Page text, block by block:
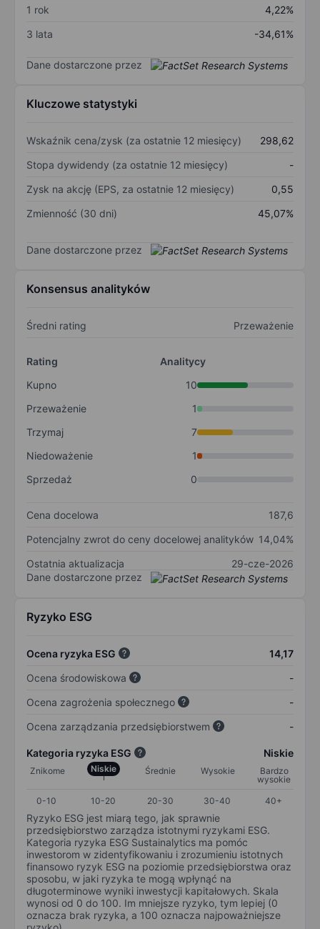
1 rok
4,22%
3 lata
-34,61%
Dane dostarczone przez
Kluczowe statystyki
Wskaźnik cena/zysk (za ostatnie 12 miesięcy)
298,62
Stopa dywidendy (za ostatnie 12 miesięcy)
-
Zysk na akcję (EPS, za ostatnie 12 miesięcy)
0,55
Zmienność (30 dni)
45,07%
Dane dostarczone przez
Konsensus analityków
Średni rating Przeważenie
Rating
Analitycy
Kupno
10
Przeważenie
1
Trzymaj
7
Niedoważenie
1
Sprzedaż
0
Cena docelowa
187,6
Potencjalny zwrot do ceny docelowej analityków 14,04%
Ostatnia aktualizacja
29-cze-2026
Dane dostarczone przez
Ryzyko ESG
Ocena ryzyka ESG
14,17
Ocena środowiskowa
-
Ocena zagrożenia społecznego
-
Ocena zarządzania przedsiębiorstwem
-
Kategoria ryzyka ESG Niskie
Znikome Niskie Średnie Wysokie
Bardzo
wysokie
0-10
10-20 20-30 30-40 40+
Ryzyko ESG jest miarą tego, jak sprawnie
przedsiębiorstwo zarządza istotnymi ryzykami ESG.
Kategoria ryzyka ESG Sustainalytics ma pomóc
inwestorom w zidentyfikowaniu i zrozumieniu istotnych
finansowo ryzyk ESG na poziomie przedsiębiorstwa oraz
sposobu, w jaki ryzyka te mogą wpłynąć na
długoterminowe wyniki inwestycji kapitałowych. Skala
wynosi od 0 do 100. Im mniejsze ryzyko, tym lepiej (0
oznacza brak ryzyka, a 100 oznacza najpoważniejsze